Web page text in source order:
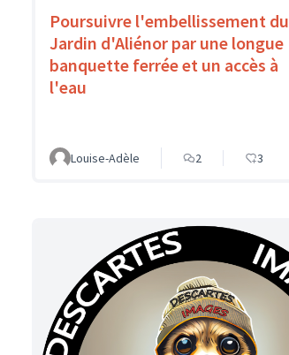
Poursuivre l'embellissement du
Jardin d'Aliénor par une longue
banquette ferrée et un accès à
l'eau
Louise-Adèle 2 3